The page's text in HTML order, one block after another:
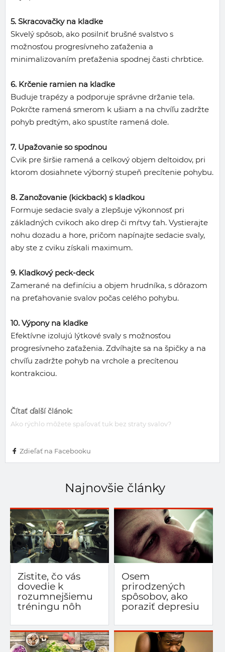
5. Skracovačky na kladke
Skvelý spôsob, ako posilniť brušné svalstvo s
možnosťou progresívneho zaťaženia a
minimalizovaním preťaženia spodnej časti chrbtice.
6. Krčenie ramien na kladke
Buduje trapézy a podporuje správne držanie tela.
Pokrčte ramená smerom k ušiam a na chvíľu zadržte
pohyb predtým, ako spustíte ramená dole.
7. Upažovanie so spodnou
Cvik pre širšie ramená a celkový objem deltoidov, pri
ktorom dosiahnete výborný stupeň precítenie pohybu.
8. Zanožovanie (kickback) s kladkou
Formuje sedacie svaly a zlepšuje výkonnosť pri
základných cvikoch ako drep či mŕtvy ťah. Vystierajte
nohu dozadu a hore, pričom napínajte sedacie svaly,
aby ste z cviku získali maximum.
9. Kladkový peck-deck
Zamerané na definíciu a objem hrudníka, s dôrazom
na preťahovanie svalov počas celého pohybu.
10. Výpony na kladke
Efektívne izolujú lýtkové svaly s možnosťou
progresívneho zaťaženia. Zdvíhajte sa na špičky a na
chvíľu zadržte pohyb na vrchole a precítenou
kontrakciou.
Čítať ďalší článok:
Ako rýchlo môžete spaľovať tuk bez straty svalov?
Zdieľať na Facebooku
Najnovšie články
Zistite, čo vás
dovedie k
rozumnejšiemu
tréningu nôh
Osem
prirodzených
spôsobov, ako
poraziť depresiu